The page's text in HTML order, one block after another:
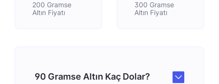
200 Gramse
Altın Fiyatı
300 Gramse
Altın Fiyatı
90 Gramse Altın Kaç Dolar?